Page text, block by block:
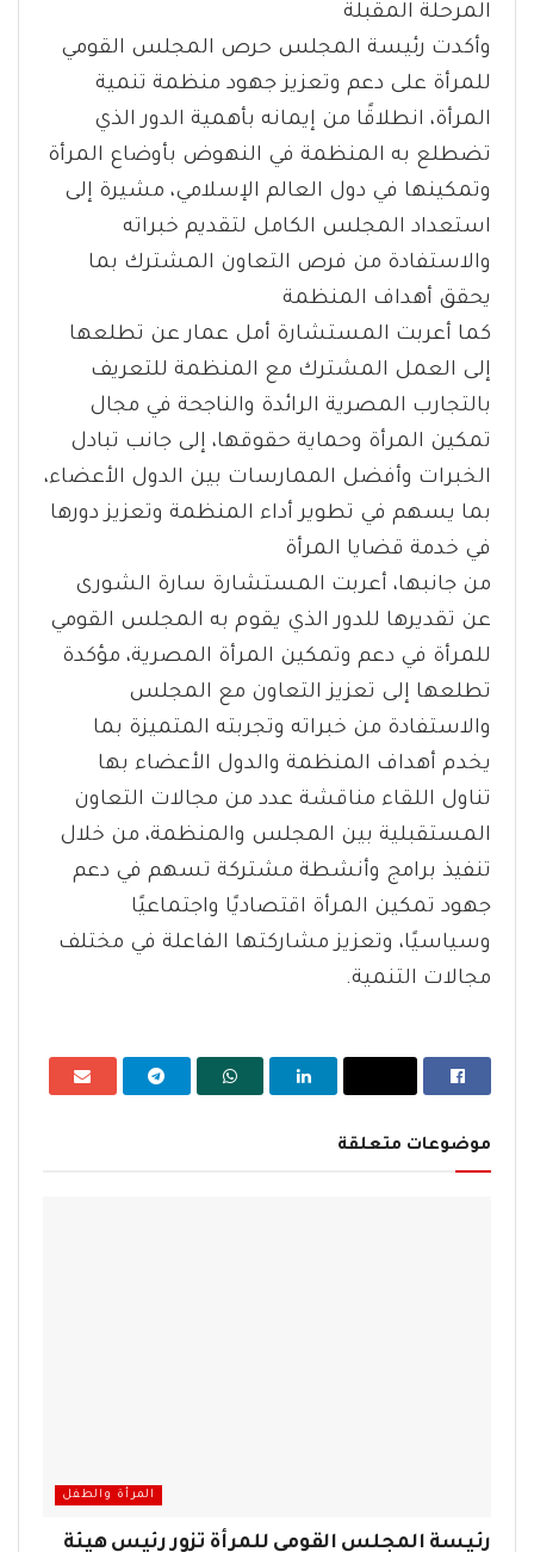
المرحلة المقبلة
وأكدت رئيسة المجلس حرص المجلس القومي
للمرأة على دعم وتعزيز جهود منظمة تنمية
المرأة، انطلاقًا من إيمانه بأهمية الدور الذي
تضطلع به المنظمة في النهوض بأوضاع المرأة
وتمكينها في دول العالم الإسلامي، مشيرة إلى
استعداد المجلس الكامل لتقديم خبراته
والاستفادة من فرص التعاون المشترك بما
يحقق أهداف المنظمة
كما أعربت المستشارة أمل عمار عن تطلعها
إلى العمل المشترك مع المنظمة للتعريف
بالتجارب المصرية الرائدة والناجحة في مجال
تمكين المرأة وحماية حقوقها، إلى جانب تبادل
الخبرات وأفضل الممارسات بين الدول الأعضاء،
بما يسهم في تطوير أداء المنظمة وتعزيز دورها
في خدمة قضايا المرأة
من جانبها، أعربت المستشارة سارة الشورى
عن تقديرها للدور الذي يقوم به المجلس القومي
للمرأة في دعم وتمكين المرأة المصرية، مؤكدة
تطلعها إلى تعزيز التعاون مع المجلس
والاستفادة من خبراته وتجربته المتميزة بما
يخدم أهداف المنظمة والدول الأعضاء بها
تناول اللقاء مناقشة عدد من مجالات التعاون
المستقبلية بين المجلس والمنظمة، من خلال
تنفيذ برامج وأنشطة مشتركة تسهم في دعم
جهود تمكين المرأة اقتصاديًا واجتماعيًا
وسياسيًا، وتعزيز مشاركتها الفاعلة في مختلف
مجالات التنمية.
موضوعات متعلقة
المرأة والطفل
رئيسة المجلس القومي للمرأة تزور رئيس هيئة